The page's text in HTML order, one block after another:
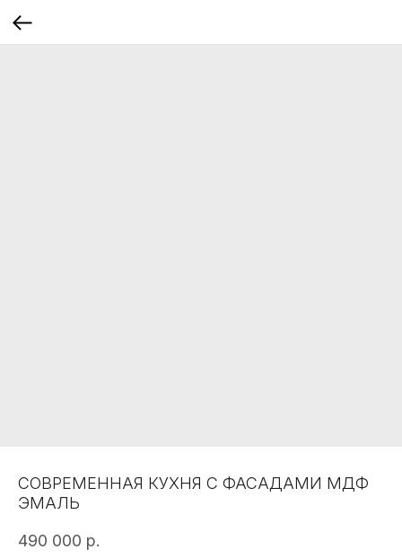
СОВРЕМЕННАЯ КУХНЯ С ФАСАДАМИ МДФ
ЭМАЛЬ
490 000 р.